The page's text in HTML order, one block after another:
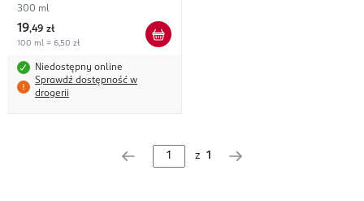
300 ml
19,49 zł
100 ml = 6,50 zł
Niedostępny online
Sprawdź dostępność w
drogerii
z 1